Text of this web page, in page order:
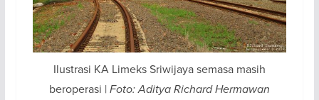
Ilustrasi KA Limeks Sriwijaya semasa masih
beroperasi | Foto: Aditya Richard Hermawan